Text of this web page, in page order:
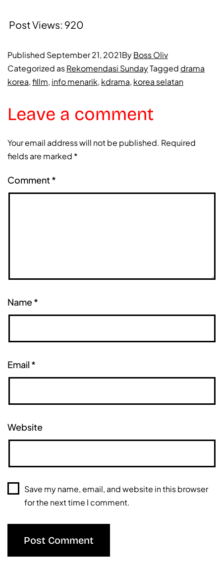
Post Views: 920
Published September 21, 2021ByBoss Oliv
Categorized asRekomendasi SundayTagged drama
korea,fillm, info menarik, kdrama, korea selatan
Leave a comment
Your email address will not be published. Required
fields are marked *
Comment*
Name*
Email *
Website
Save my name, email, and website in this browser
for the next time I comment.